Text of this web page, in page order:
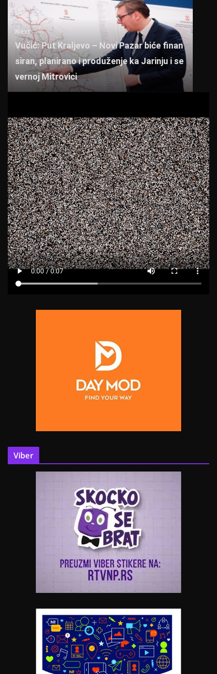
Next →
Vučić: Put Kraljevo – Novi Pazar biće finan
siran, planirano i produženje ka Jarinju i se
vernoj Mitrovici
Viber